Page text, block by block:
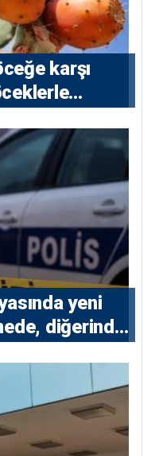
karşı
yeni
diğerinde